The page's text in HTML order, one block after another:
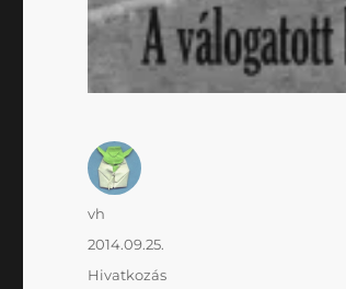
Szerző
vh
Közzétéve
2014.09.25.
Forma
Hivatkozás